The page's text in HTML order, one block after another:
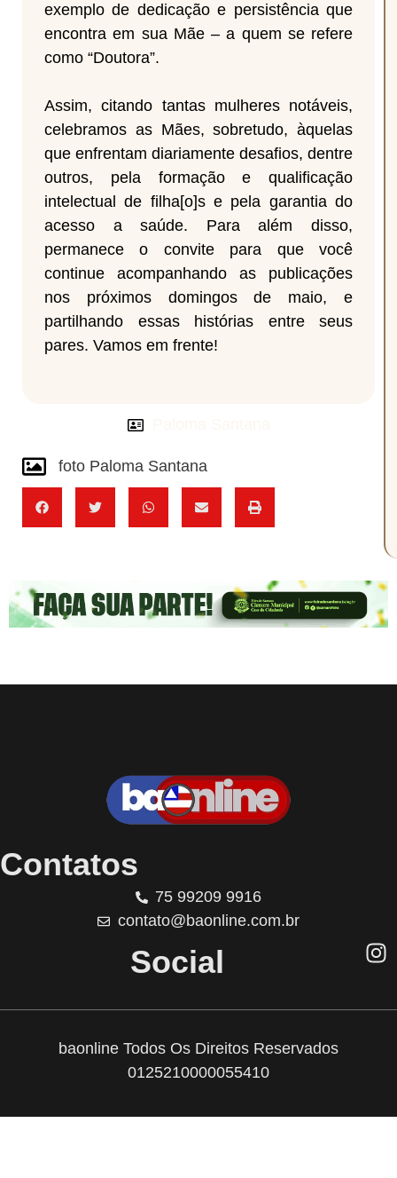
exemplo de dedicação e persistência que
encontra em sua Mãe – a quem se refere
como “Doutora”.
Assim, citando tantas mulheres notáveis,
celebramos as Mães, sobretudo, àquelas
que enfrentam diariamente desafios, dentre
outros, pela formação e qualificação
intelectual de filha[o]s e pela garantia do
acesso a saúde. Para além disso,
permanece o convite para que você
continue acompanhando as publicações
nos próximos domingos de maio, e
partilhando essas histórias entre seus
pares. Vamos em frente!
foto Paloma Santana
Contatos
75 99209 9916
contato@baonline.com.br
Social
baonline Todos Os Direitos Reservados
0125210000055410